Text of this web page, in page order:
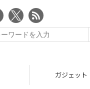
ガジェット